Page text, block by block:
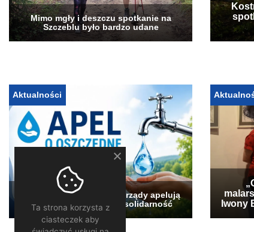
Mimo mgły i deszczu spotkanie na
Szczeblu było bardzo udane
Aktualności
Pogłębia się susza. Samorządy apelują
o oszczędzanie wody i solidarność
Iwony
Ta strona korzysta z
ciasteczek aby